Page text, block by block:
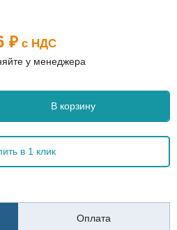
₽ с НДС
у менеджера
В корзину
в 1 клик
Оплата